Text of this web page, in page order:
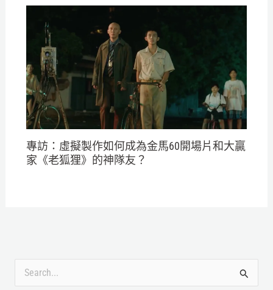
專訪：虛擬製作如何成為金馬60開場片和大贏
家《老狐狸》的神隊友？